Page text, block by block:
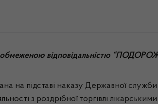
обмеженою відповідальністю
на підставі наказу Державної
з роздрібної торгівлі